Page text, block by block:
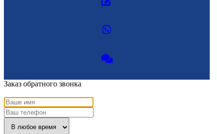
Заказ обратного звонка